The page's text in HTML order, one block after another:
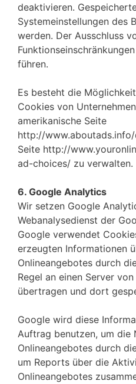
deaktivieren.
Systemeinstellungen des
werden. Der Ausschluss
führen.
Es besteht die
Cookies von
amerikanische Seite
http://
Seite http://
ad-choices/ zu verwalten.
6. Google Analytics
Wir setzen Google
Webanalysedienst der
Google verwendet
erzeugten Informationen
Onlineangebotes durch
Regel an einen Server
übertragen und dort
Google wird diese
Auftrag benutzen, um die
Onlineangebotes durch
um Reports über die
Onlineangebotes